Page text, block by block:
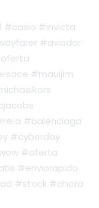
#casio #invicta
#aviador
#mauijim
#balenciaga
#cyberday
#oferta
#enviorapido
#stock #ahora